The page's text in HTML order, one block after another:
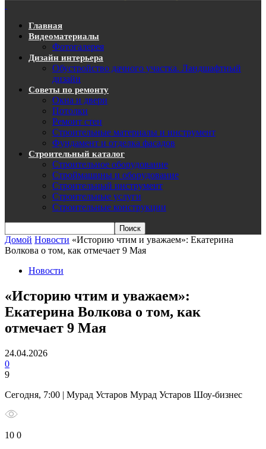
Главная
Видеоматериалы
Фотогалерея
Дизайн интерьера
Обустройство дачного участка. Ландшафтный
дизайн
Советы по ремонту
Окна и двери
Потолки
Ремонт стен
Строительные материалы и инструмент
Фундамент и отделка фасадов
Строительный каталог
Строительное оборудование
Строймашины и оборудование
Строительный инструмент
Строительные услуги
Строительные конструкции
Домой Новости «Историю чтим и уважаем»: Екатерина
Волкова о том, как отмечает 9 Мая
Новости
«Историю чтим и уважаем»:
Екатерина Волкова о том, как
отмечает 9 Мая
24.04.2026
0
9
Сегодня, 7:00 | Мурад Устаров Мурад Устаров Шоу-бизнес
10 0